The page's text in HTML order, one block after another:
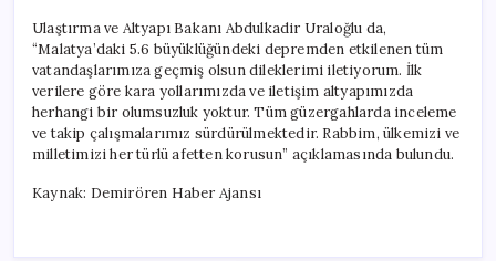
Ulaştırma ve Altyapı Bakanı Abdulkadir Uraloğlu da,
“Malatya’daki 5.6 büyüklüğündeki depremden etkilenen tüm
vatandaşlarımıza geçmiş olsun dileklerimi iletiyorum. İlk
verilere göre kara yollarımızda ve iletişim altyapımızda
herhangi bir olumsuzluk yoktur. Tüm güzergahlarda inceleme
ve takip çalışmalarımız sürdürülmektedir. Rabbim, ülkemizi ve
milletimizi her türlü afetten korusun” açıklamasında bulundu.
Kaynak: Demirören Haber Ajansı